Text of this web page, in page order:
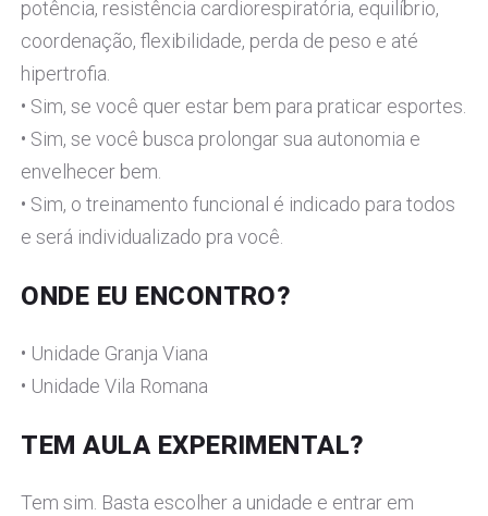
potência, resistência cardiorespiratória, equilíbrio,
coordenação, flexibilidade, perda de peso e até
hipertrofia.
• Sim, se você quer estar bem para praticar esportes.
• Sim, se você busca prolongar sua autonomia e
envelhecer bem.
• Sim, o treinamento funcional é indicado para todos
e será individualizado pra você.
ONDE EU ENCONTRO?
• Unidade Granja Viana
• Unidade Vila Romana
TEM AULA EXPERIMENTAL?
Tem sim. Basta escolher a unidade e entrar em